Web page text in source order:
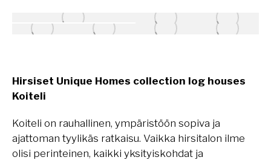
Hirsiset Unique Homes collection log houses
Koiteli
Koiteli on rauhallinen, ympäristöön sopiva ja
ajattoman tyylikäs ratkaisu. Vaikka hirsitalon ilme
olisi perinteinen, kaikki yksityiskohdat ja